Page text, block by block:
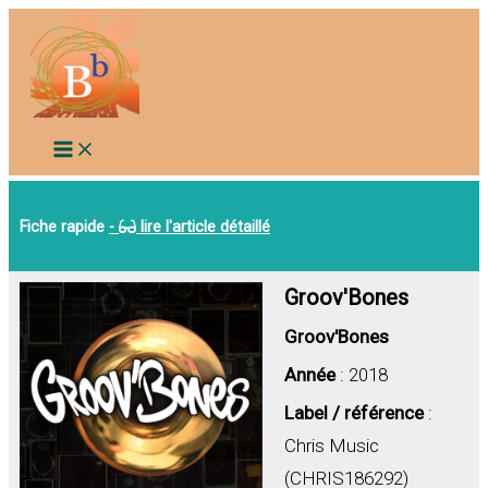
contenu
Fiche rapide - lire l'article détaillé
Groov'Bones
Groov'Bones
Année: 2018
Label / référence:
Chris Music
(CHRIS186292)